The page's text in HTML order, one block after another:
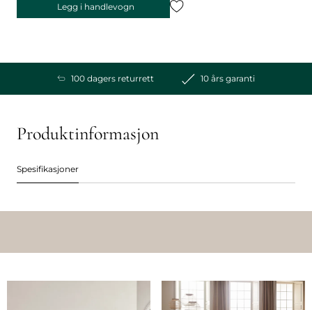
Legg i handlevogn
100 dagers returrett 10 års garanti
Produktinformasjon
Spesifikasjoner